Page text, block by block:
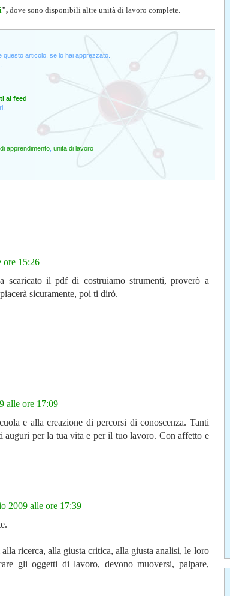
",dove sono disponibili altre unità di lavoro complete.
articolo, se lo hai apprezzato.
ai feed
apprendimento, unita di lavoro
ore 15:26
scaricato il pdf di costruiamo strumenti, proverò a
sicuramente, poi ti dirò.
alle ore 17:09
e alla creazione di percorsi di conoscenza. Tanti
auguri per la tua vita e per il tuo lavoro. Con affetto e
2009 alle ore 17:39
ricerca, alla giusta critica, alla giusta analisi, le loro
gli oggetti di lavoro, devono muoversi, palpare,